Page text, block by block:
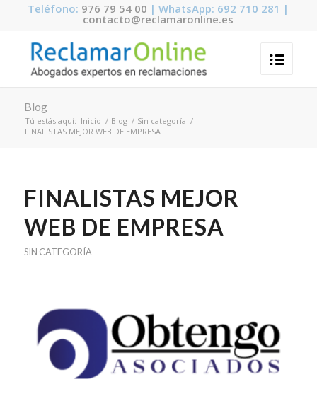
Teléfono: 976 79 54 00 | WhatsApp: 692 710 281 |
contacto@reclamaronline.es
Blog
Tú estás aquí: Inicio / Blog / Sin categoría /
FINALISTAS MEJOR WEB DE EMPRESA
FINALISTAS MEJOR
WEB DE EMPRESA
SIN CATEGORÍA